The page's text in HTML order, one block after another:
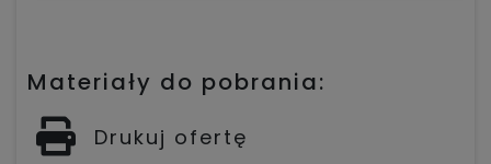
Materiały do pobrania:
Drukuj ofertę